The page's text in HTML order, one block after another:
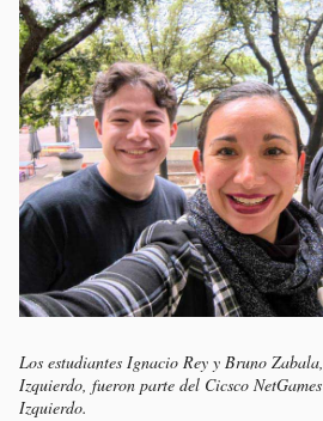
Los estudiantes Ignacio Rey y Bruno
Izquierdo, fueron parte del Cicsco
Izquierdo.